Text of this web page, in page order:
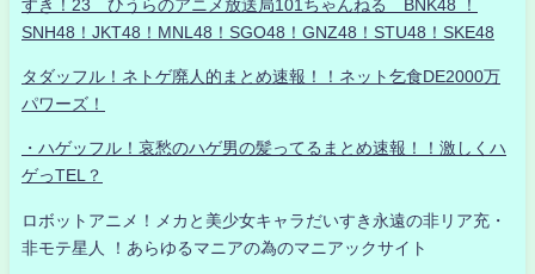
すき！23 ひうらのアニメ放送局101ちゃんねる BNK48 ！
SNH48！JKT48！MNL48！SGO48！GNZ48！STU48！SKE48
タダッフル！ネトゲ廃人的まとめ速報！！ネット乞食DE2000万
パワーズ！
・ハゲッフル！哀愁のハゲ男の髪ってるまとめ速報！！激しくハ
ゲっTEL？
ロボットアニメ！メカと美少女キャラだいすき永遠の非リア充・
非モテ星人 ！あらゆるマニアの為のマニアックサイト